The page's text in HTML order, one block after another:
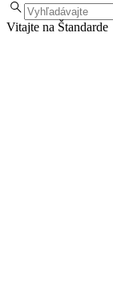
Vitajte na Štandarde